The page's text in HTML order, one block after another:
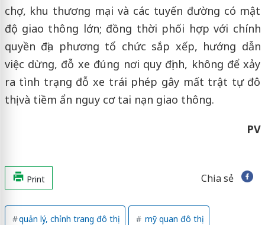
chợ, khu thương mại và các tuyến đường có mật
độ giao thông lớn; đồng thời phối hợp với chính
quyền địa phương tổ chức sắp xếp, hướng dẫn
việc dừng, đỗ xe đúng nơi quy định, không để xảy
ra tình trạng đỗ xe trái phép gây mất trật tự đô
thị và tiềm ẩn nguy cơ tai nạn giao thông.
PV
Print Chia sẻ
quản lý, chỉnh trang đô thị mỹ quan đô thị